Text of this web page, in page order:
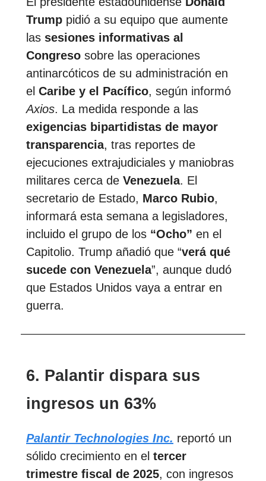
Trump pidió a su equipo que aumente
las sesiones informativas al
Congreso sobre las operaciones
antinarcóticos de su administración en
el Caribe y el Pacífico, según informó
Axios. La medida responde a las
exigencias bipartidistas de mayor
transparencia, tras reportes de
ejecuciones extrajudiciales y maniobras
militares cerca de Venezuela. El
secretario de Estado, Marco Rubio,
informará esta semana a legisladores,
incluido el grupo de los “Ocho” en el
Capitolio. Trump añadió que “verá qué
sucede con Venezuela”, aunque dudó
que Estados Unidos vaya a entrar en
guerra.
6. Palantir dispara sus
ingresos un 63%
Palantir Technologies Inc. reportó un
sólido crecimiento en el tercer
trimestre fiscal de 2025, con ingresos